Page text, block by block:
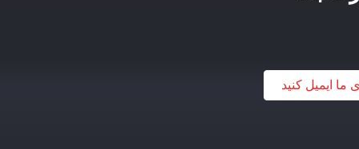
ما ایمیل کنید